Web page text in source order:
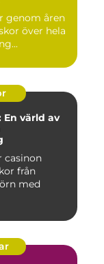
genom åren
över hela
En värld av
casinon
från
med